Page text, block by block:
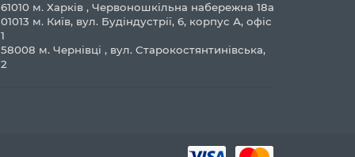
61010 м. Харків , Червоношкільна набережна 18а
01013 м. Київ, вул. Будіндустрії, 6, корпус А, офіс
1
58008 м. Чернівці , вул. Старокостянтинівська,
2